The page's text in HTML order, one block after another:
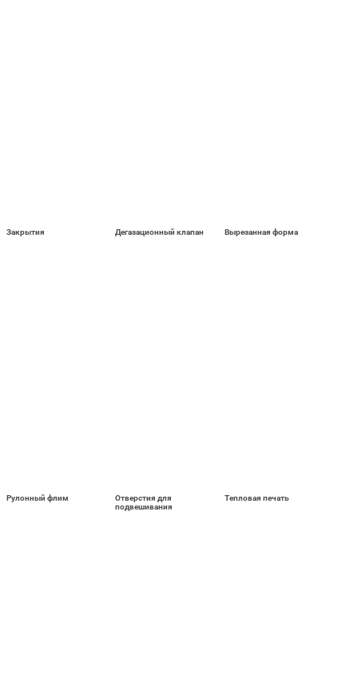
Закрытия Дегазационный клапан Вырезанная форма
Рулонный флим
Отверстия для
подвешивания
Тепловая печать